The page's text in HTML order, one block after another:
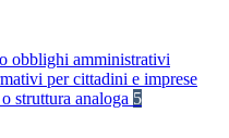
obblighi amministrativi
per cittadini e imprese
struttura analoga 5